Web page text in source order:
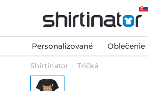
Personalizované Oblečenie
Shirtinator Tričká